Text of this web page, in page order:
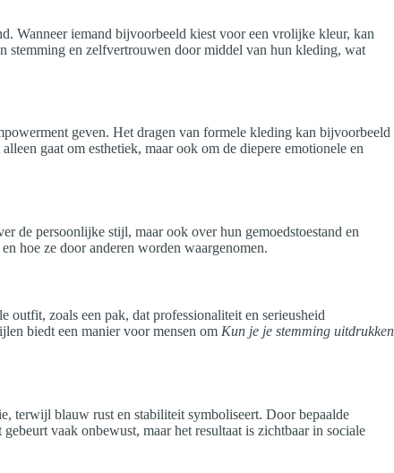
Wanneer iemand bijvoorbeeld kiest voor een vrolijke kleur, kan
stemming en zelfvertrouwen door middel van hun kleding, wat
geven. Het dragen van formele kleding kan bijvoorbeeld
gaat om esthetiek, maar ook om de diepere emotionele en
de persoonlijke stijl, maar ook over hun gemoedstoestand en
hoe ze door anderen worden waargenomen.
outfit, zoals een pak, dat professionaliteit en serieusheid
biedt een manier voor mensen om Kun je je stemming uitdrukken
terwijl blauw rust en stabiliteit symboliseert. Door bepaalde
vaak onbewust, maar het resultaat is zichtbaar in sociale